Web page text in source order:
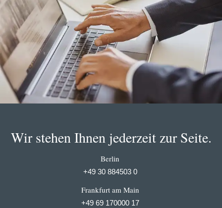
Wir stehen Ihnen jederzeit zur Seite.
Berlin
+49 30 884503 0
Frankfurt am Main
+49 69 170000 17